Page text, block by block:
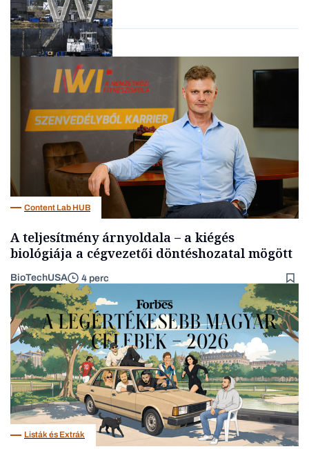
vállalkozások
Content Lab HUB
A teljesítmény árnyoldala – a kiégés
biológiája a cégvezetői döntéshozatal mögött
BioTechUSA 4 perc
Listák és Extrák